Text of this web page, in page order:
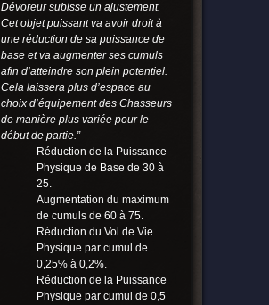
Dévoreur subisse un ajustement.
Cet objet puissant va avoir droit à
une réduction de sa puissance de
base et va augmenter ses cumuls
afin d’atteindre son plein potentiel.
Cela laissera plus d’espace au
choix d’équipement des Chasseurs
de manière plus variée pour le
début de partie.”
Réduction de la Puissance
Physique de Base de 30 à
25.
Augmentation du maximum
de cumuls de 60 à 75.
Réduction du Vol de Vie
Physique par cumul de
0,25% à 0,2%.
Réduction de la Puissance
Physique par cumul de 0,5